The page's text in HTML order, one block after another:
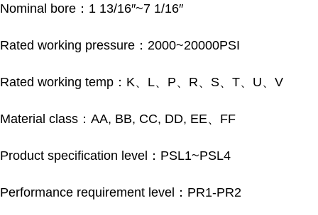
Nominal bore：1 13/16″~7 1/16″
Rated working pressure：2000~20000PSI
Rated working temp：K、L、P、R、S、T、U、V
Material class：AA, BB, CC, DD, EE、FF
Product specification level：PSL1~PSL4
Performance requirement level：PR1-PR2